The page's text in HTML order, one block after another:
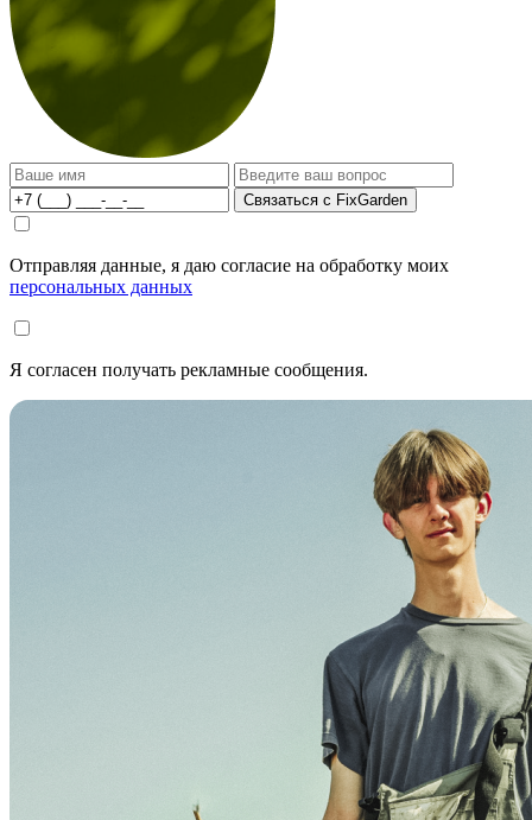
Связаться с FixGarden
Отправляя данные, я даю согласие на обработку моих
персональных данных
Я согласен получать рекламные сообщения.